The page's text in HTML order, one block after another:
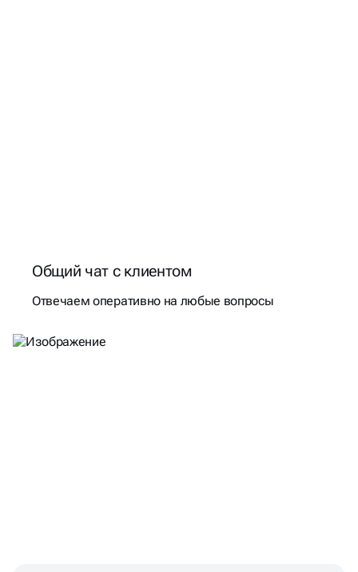
Общий чат с клиентом
Отвечаем оперативно на любые вопросы